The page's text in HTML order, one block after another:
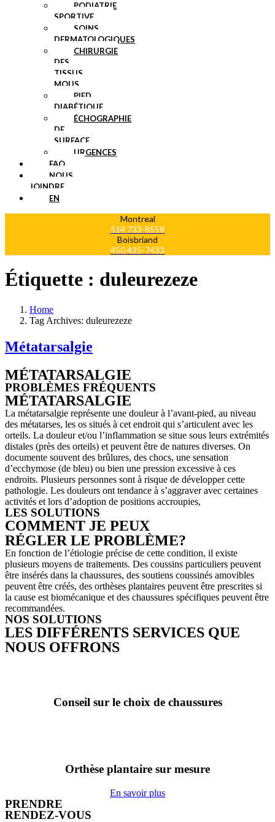
PODIATRIE
SPORTIVE
SOINS
DERMATOLOGIQUES
CHIRURGIE
DES
TISSUS
MOUS
PIED
DIABÉTIQUE
ÉCHOGRAPHIE
DE
SURFACE
URGENCES
FAQ
NOUS
JOINDRE
EN
Montreal
514 733-8558
Boisbriand
450 435-7433
Étiquette : duleurezeze
Home
Tag Archives: duleurezeze
Métatarsalgie
MÉTATARSALGIE
PROBLÈMES FRÉQUENTS
MÉTATARSALGIE
La métatarsalgie représente une douleur à l’avant-pied, au niveau
des métatarses, les os situés à cet endroit qui s’articulent avec les
orteils. La douleur et/ou l’inflammation se situe sous leurs extrémités
distales (près des orteils) et peuvent être de natures diverses. On
documente souvent des brûlures, des chocs, une sensation
d’ecchymose (de bleu) ou bien une pression excessive à ces
endroits. Plusieurs personnes sont à risque de développer cette
pathologie. Les douleurs ont tendance à s’aggraver avec certaines
activités et lors d’adoption de positions accroupies,
LES SOLUTIONS
COMMENT JE PEUX
RÉGLER LE PROBLÈME?
En fonction de l’étiologie précise de cette condition, il existe
plusieurs moyens de traitements. Des coussins particuliers peuvent
être insérés dans la chaussures, des soutiens coussinés amovibles
peuvent être créés, des orthèses plantaires peuvent être prescrites si
la cause est biomécanique et des chaussures spécifiques peuvent être
recommandées.
NOS SOLUTIONS
LES DIFFÉRENTS SERVICES QUE
NOUS OFFRONS
Conseil sur le choix de chaussures
Orthèse plantaire sur mesure
En savoir plus
PRENDRE
RENDEZ-VOUS